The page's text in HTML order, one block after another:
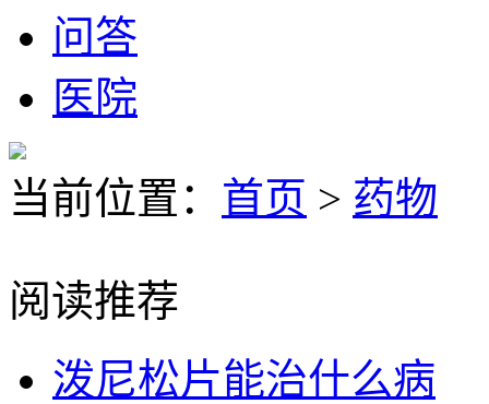
问答
医院
当前位置： 首页 > 药物
阅读推荐
泼尼松片能治什么病